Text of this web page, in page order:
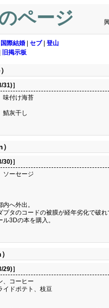
ページ
国際結婚 セブ| 登山
旧掲示板
31)］
味付け海苔
鯖灰干し
30)］
ソーセージ
へ外出。
プタのコードの被膜が経年劣化で破
3Dの本を購入。
29)］
、コーヒー
イドポテト、枝豆